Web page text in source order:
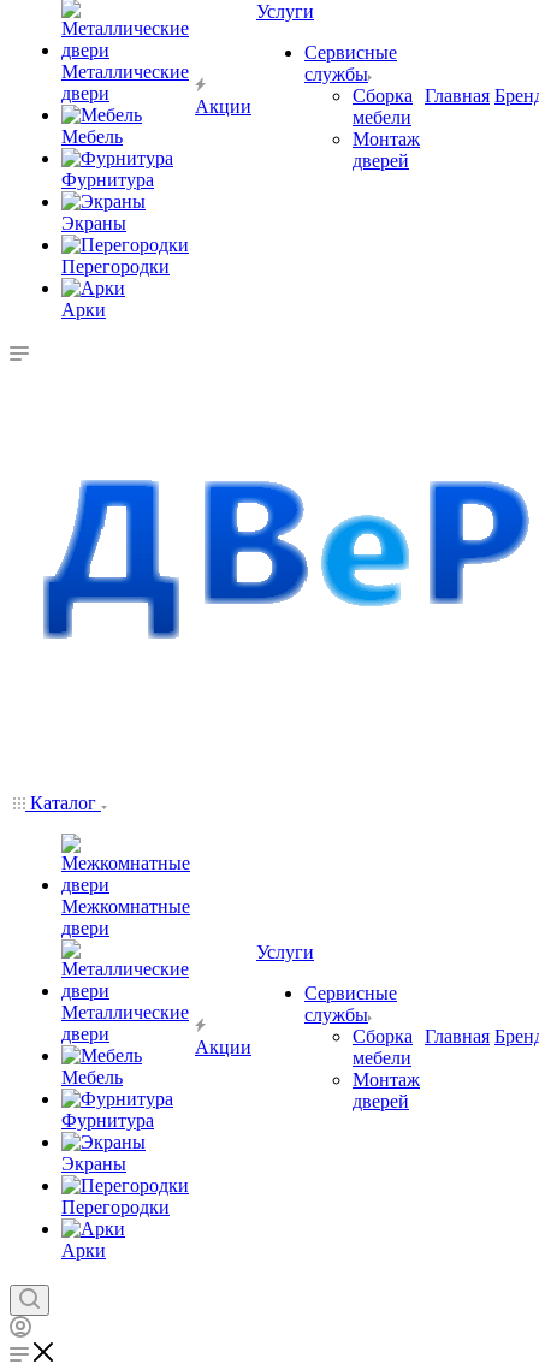
Металлические
двери
Мебель
Фурнитура
Экраны
Перегородки
Арки
Акции
Услуги
Сервисные
службы
Сборка
мебели
Монтаж
дверей
Главная
Каталог
Межкомнатные
двери
Металлические
двери
Мебель
Фурнитура
Экраны
Перегородки
Арки
Акции
Услуги
Сервисные
службы
Сборка
мебели
Монтаж
дверей
Главная